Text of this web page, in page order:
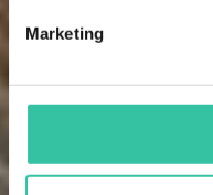
Marketing